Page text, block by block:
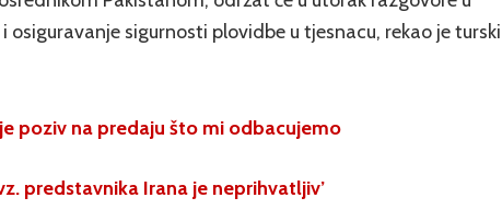
osiguravanje sigurnosti plovidbe u tjesnacu, rekao je turski
poziv na predaju što mi odbacujemo
predstavnika Irana je neprihvatljiv’